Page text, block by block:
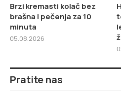
Brzi kremasti kolač bez
brašna i pečenja za 10
minuta
05.08.2026
Pratite nas